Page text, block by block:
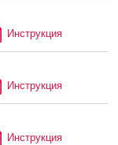
Инструкция
Инструкция
Инструкция